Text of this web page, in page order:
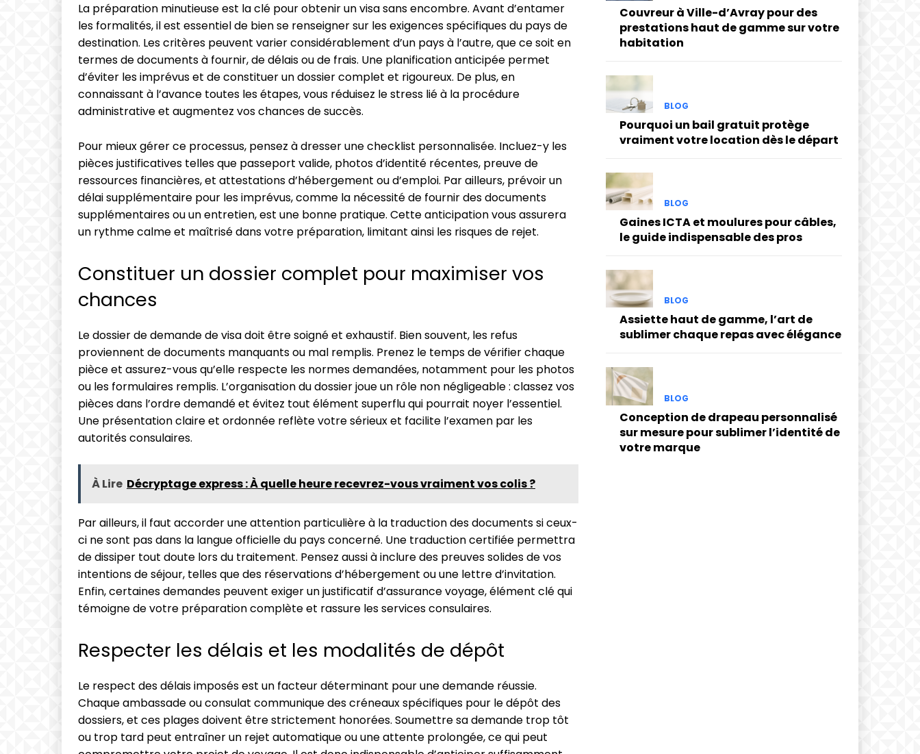
La préparation minutieuse est la clé pour obtenir un visa sans encombre. Avant d’entamer
les formalités, il est essentiel de bien se renseigner sur les exigences spécifiques du pays de
destination. Les critères peuvent varier considérablement d’un pays à l’autre, que ce soit en
termes de documents à fournir, de délais ou de frais. Une planification anticipée permet
d’éviter les imprévus et de constituer un dossier complet et rigoureux. De plus, en
connaissant à l’avance toutes les étapes, vous réduisez le stress lié à la procédure
administrative et augmentez vos chances de succès.
Pour mieux gérer ce processus, pensez à dresser une checklist personnalisée. Incluez-y les
pièces justificatives telles que passeport valide, photos d’identité récentes, preuve de
ressources financières, et attestations d’hébergement ou d’emploi. Par ailleurs, prévoir un
délai supplémentaire pour les imprévus, comme la nécessité de fournir des documents
supplémentaires ou un entretien, est une bonne pratique. Cette anticipation vous assurera
un rythme calme et maîtrisé dans votre préparation, limitant ainsi les risques de rejet.
Constituer un dossier complet pour maximiser vos
chances
Le dossier de demande de visa doit être soigné et exhaustif. Bien souvent, les refus
proviennent de documents manquants ou mal remplis. Prenez le temps de vérifier chaque
pièce et assurez-vous qu’elle respecte les normes demandées, notamment pour les photos
ou les formulaires remplis. L’organisation du dossier joue un rôle non négligeable : classez vos
pièces dans l’ordre demandé et évitez tout élément superflu qui pourrait noyer l’essentiel.
Une présentation claire et ordonnée reflète votre sérieux et facilite l’examen par les
autorités consulaires.
À Lire Décryptage express : À quelle heure recevrez-vous vraiment vos colis ?
Par ailleurs, il faut accorder une attention particulière à la traduction des documents si ceux-
ci ne sont pas dans la langue officielle du pays concerné. Une traduction certifiée permettra
de dissiper tout doute lors du traitement. Pensez aussi à inclure des preuves solides de vos
intentions de séjour, telles que des réservations d’hébergement ou une lettre d’invitation.
Enfin, certaines demandes peuvent exiger un justificatif d’assurance voyage, élément clé qui
témoigne de votre préparation complète et rassure les services consulaires.
Respecter les délais et les modalités de dépôt
Le respect des délais imposés est un facteur déterminant pour une demande réussie.
Chaque ambassade ou consulat communique des créneaux spécifiques pour le dépôt des
dossiers, et ces plages doivent être strictement honorées. Soumettre sa demande trop tôt
ou trop tard peut entraîner un rejet automatique ou une attente prolongée, ce qui peut
Couvreur à Ville-d’Avray pour des
prestations haut de gamme sur votre
habitation
BLOG
Pourquoi un bail gratuit protège
vraiment votre location dès le départ
BLOG
Gaines ICTA et moulures pour câbles,
le guide indispensable des pros
BLOG
Assiette haut de gamme, l’art de
sublimer chaque repas avec élégance
BLOG
Conception de drapeau personnalisé
sur mesure pour sublimer l’identité de
votre marque